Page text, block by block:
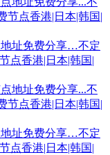
地址免费分享…不定
点香港|日本|韩国|
地址免费分享…不定
点香港|日本|韩国|